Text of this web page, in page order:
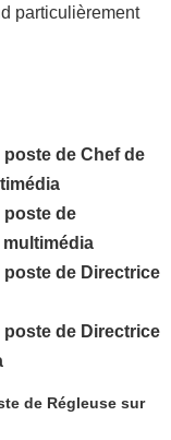
particulièrement
de Chef de
poste de
de Directrice
de Directrice
de Régleuse sur